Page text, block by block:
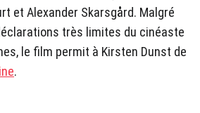
et Alexander Skarsgård. Malgré
très limites du cinéaste
le film permit à Kirsten Dunst de
.